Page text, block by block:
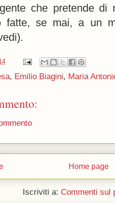
che pretende di
fatte, se mai, a un
, Emilio Biagini, Maria
Home page
Iscriviti a: Commenti sul